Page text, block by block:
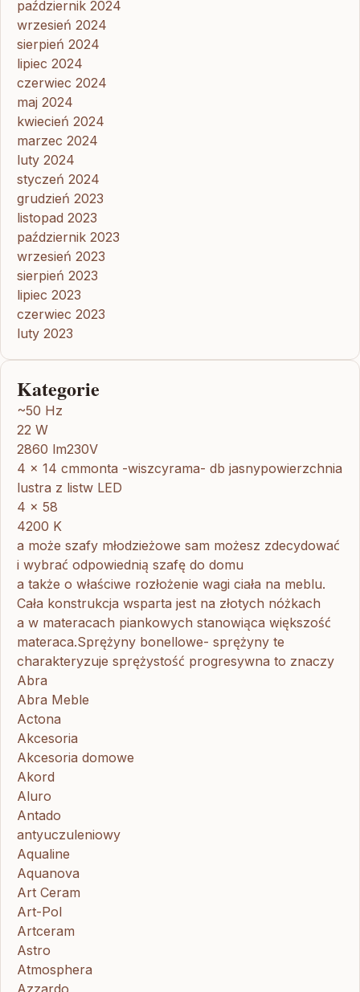
październik 2024
wrzesień 2024
sierpień 2024
lipiec 2024
czerwiec 2024
maj 2024
kwiecień 2024
marzec 2024
luty 2024
styczeń 2024
grudzień 2023
listopad 2023
październik 2023
wrzesień 2023
sierpień 2023
lipiec 2023
czerwiec 2023
luty 2023
Kategorie
~50 Hz
22 W
2860 lm230V
4 x 14 cmmonta -wiszcyrama- db jasnypowierzchnia
lustra z listw LED
4 x 58
4200 K
a może szafy młodzieżowe sam możesz zdecydować
i wybrać odpowiednią szafę do domu
a także o właściwe rozłożenie wagi ciała na meblu.
Cała konstrukcja wsparta jest na złotych nóżkach
a w materacach piankowych stanowiąca większość
materaca.Sprężyny bonellowe- sprężyny te
charakteryzuje sprężystość progresywna to znaczy
Abra
Abra Meble
Actona
Akcesoria
Akcesoria domowe
Akord
Aluro
Antado
antyuczuleniowy
Aqualine
Aquanova
Art Ceram
Art-Pol
Artceram
Astro
Atmosphera
Azzardo